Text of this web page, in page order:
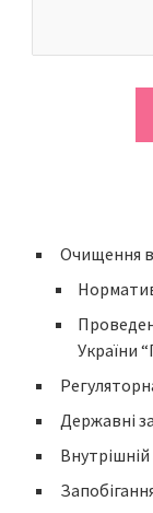
Очищення
України
Державні